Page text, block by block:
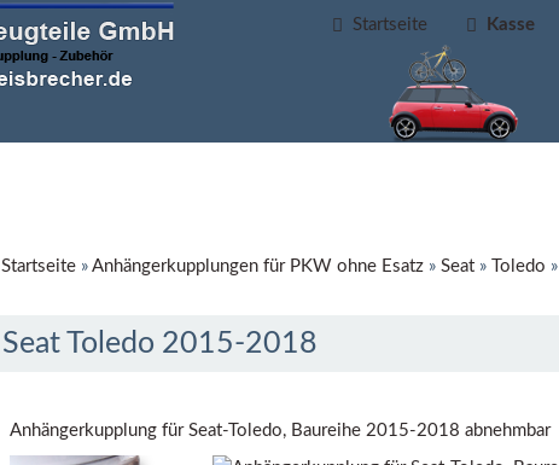
Startseite Kasse
Startseite» Anhängerkupplungen für PKW ohne Esatz» Seat» Toledo »
Seat Toledo 2015-2018
Anhängerkupplung für Seat-Toledo, Baureihe 2015-2018 abnehmbar